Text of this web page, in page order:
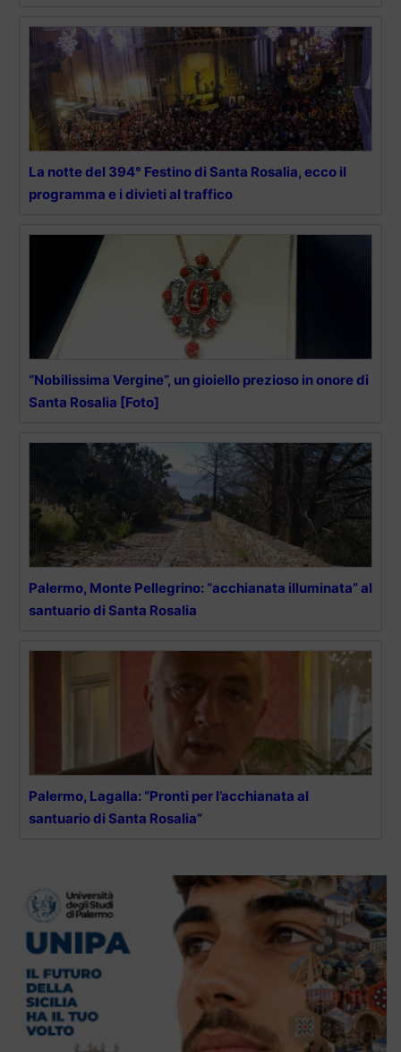
La notte del 394° Festino di Santa Rosalia, ecco il
programma e i divieti al traffico
“Nobilissima Vergine”, un gioiello prezioso in onore di
Santa Rosalia [Foto]
Palermo, Monte Pellegrino: “acchianata illuminata” al
santuario di Santa Rosalia
Palermo, Lagalla: “Pronti per l’acchianata al
santuario di Santa Rosalia”